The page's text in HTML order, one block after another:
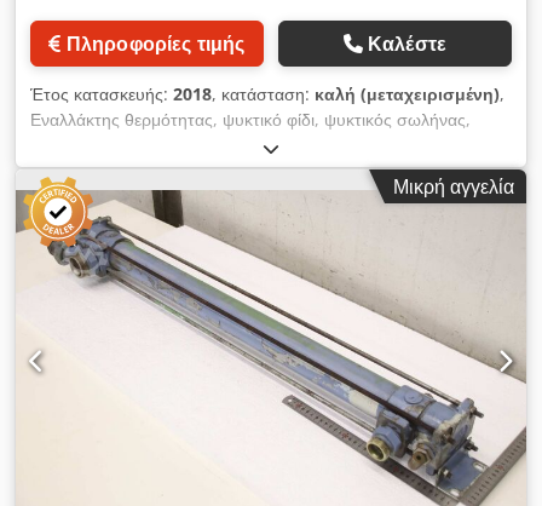
Πληροφορίες τιμής Καλέστε
Έτος κατασκευής: 2018, κατάσταση: καλή (μεταχειρισμένη),
Εναλλάκτης θερμότητας, ψυκτικό φίδι, ψυκτικός σωλήνας,
ψυκτική σπείρα, εναλλάκτης θερμότητας με δέσμη σωλήνων,
ψύκτης λαδιού - Κατασκευαστής: Jiangsu, εναλλάκτης τύπου
SL-421 Dcedoxl R Rnjpfx Akbok - Αντλία: Aulank CPS-20 1,5
kW - Παροχή: 180 l/min - Δοχείο: ανοξείδωτο ατσάλι, με
ένδειξη στάθμης - Διαστάσεις μεταφοράς: 1180/780/Υ760 mm
- Βάρος: 80 kg
Μικρή αγγελία